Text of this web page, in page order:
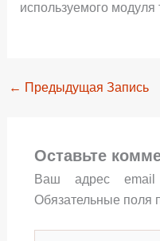
используемого модуля
← Предыдущая Запись
Оставьте
Ваш адрес email
Обязательные поля